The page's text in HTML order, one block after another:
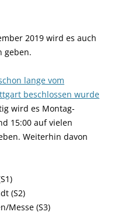
2019 wird es auch
geben.
lange vom
beschlossen wurde
wird es Montag-
15:00 auf vielen
Weiterhin davon
(S2)
Messe (S3)